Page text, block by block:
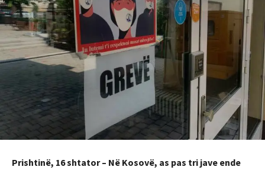
Prishtinë, 16 shtator – Në Kosovë, as pas tri jave ende